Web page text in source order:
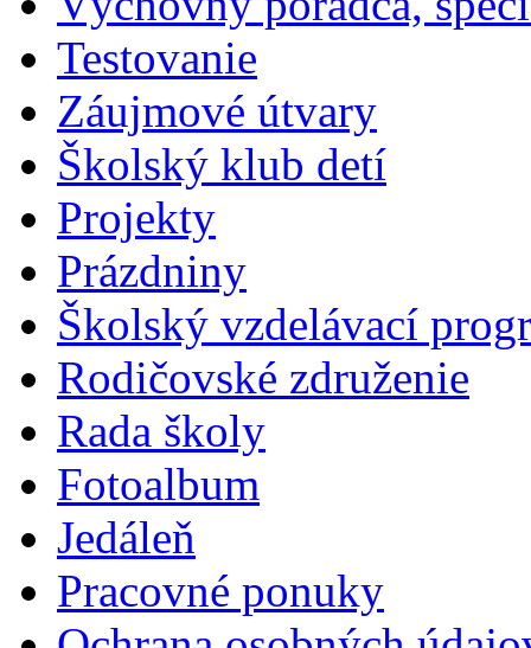
Testovanie
Záujmové útvary
Školský klub detí
Projekty
Prázdniny
Školský vzdelávací
Rodičovské združenie
Rada školy
Fotoalbum
Jedáleň
Pracovné ponuky